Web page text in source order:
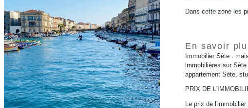
Dans cette zone les
En savoir
Immobilier Sète :
immobilières sur
appartement Sète,
PRIX DE
Le prix de